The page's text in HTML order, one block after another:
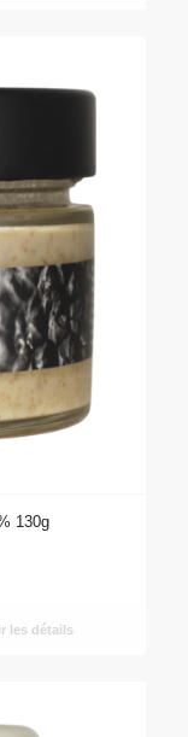
130g
les détails